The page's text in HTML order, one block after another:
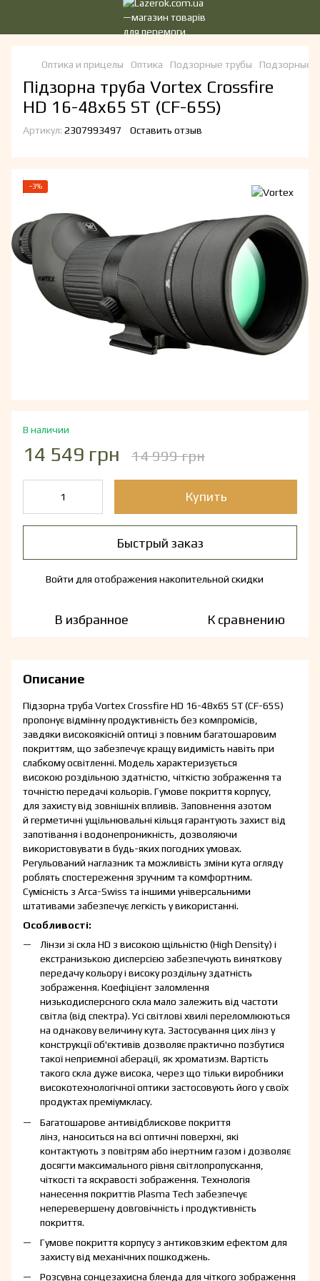
Оптика и прицелы Оптика Подзорные трубы Подзорные
Підзорна труба Vortex Crossfire
HD 16-48x65 ST (CF-65S)
Артикул: 2307993497 Оставить отзыв
−3%
В наличии
14 549 грн 14 999 грн
Купить
Быстрый заказ
Войти для отображения накопительной скидки
В избранное К сравнению
Описание
Підзорна труба Vortex Crossfire HD 16-48x65 ST (CF-65S)
пропонує відмінну продуктивність без компромісів,
завдяки високоякісній оптиці з повним багатошаровим
покриттям, що забезпечує кращу видимість навіть при
слабкому освітленні. Модель характеризується
високою роздільною здатністю, чіткістю зображення та
точністю передачі кольорів. Гумове покриття корпусу,
для захисту від зовнішніх впливів. Заповнення азотом
й герметичні ущільнювальні кільця гарантують захист від
запотівання і водонепроникність, дозволяючи
використовувати в будь-яких погодних умовах.
Регульований наглазник та можливість зміни кута огляду
роблять спостереження зручним та комфортним.
Сумісність з Arca-Swiss та іншими універсальними
штативами забезпечує легкість у використанні.
Особливості:
Лінзи зі скла HD з високою щільністю (High Density) і
екстранизькою дисперсією забезпечують виняткову
передачу кольору і високу роздільну здатність
зображення. Коефіцієнт заломлення
низькодисперсного скла мало залежить від частоти
світла (від спектра). Усі світлові хвилі переломлюються
на однакову величину кута. Застосування цих лінз у
конструкції об'єктивів дозволяє практично позбутися
такої неприємної аберації, як хроматизм. Вартість
такого скла дуже висока, через що тільки виробники
високотехнологічної оптики застосовують його у своїх
продуктах преміумкласу.
Багатошарове антивідблискове покриття
лінз, наноситься на всі оптичні поверхні, які
контактують з повітрям або інертним газом і дозволяє
досягти максимального рівня світлопропускання,
чіткості та яскравості зображення. Технологія
нанесення покриттів Plasma Tech забезпечує
неперевершену довговічність і продуктивність
покриття.
Гумове покриття корпусу з антиковзким ефектом для
захисту від механічних пошкоджень.
Розсувна сонцезахисна бленда для чіткого зображення